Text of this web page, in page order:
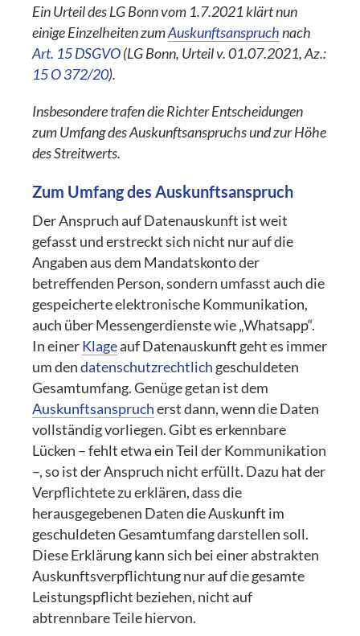
Ein Urteil des LG Bonn vom 1.7.2021 klärt nun
einige Einzelheiten zumAuskunftsanspruchnach
Art. 15 DSGVO(LG Bonn, Urteil v. 01.07.2021, Az.:
15 O 372/20).
Insbesondere trafen die Richter Entscheidungen
zum Umfang des Auskunftsanspruchs und zur Höhe
des Streitwerts.
Zum Umfang des Auskunftsanspruch
Der Anspruch auf Datenauskunft ist weit
gefasst und erstreckt sich nicht nur auf die
Angaben aus dem Mandatskonto der
betreffenden Person, sondern umfasst auch die
gespeicherte elektronische Kommunikation,
auch über Messengerdienste wie „Whatsapp“.
In einerKlageauf Datenauskunft geht es immer
um dendatenschutzrechtlichgeschuldeten
Gesamtumfang. Genüge getan ist dem
Auskunftsansprucherst dann, wenn die Daten
vollständig vorliegen. Gibt es erkennbare
Lücken – fehlt etwa ein Teil der Kommunikation
–, so ist der Anspruch nicht erfüllt. Dazu hat der
Verpflichtete zu erklären, dass die
herausgegebenen Daten die Auskunft im
geschuldeten Gesamtumfang darstellen soll.
Diese Erklärung kann sich bei einer abstrakten
Auskunftsverpflichtung nur auf die gesamte
Leistungspflicht beziehen, nicht auf
abtrennbare Teile hiervon.